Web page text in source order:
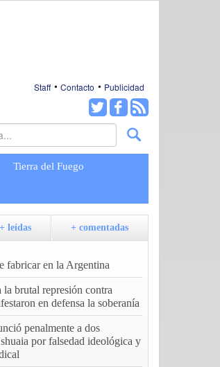
Staff Contacto Publicidad
Tierra del Fuego
+ leídas + comentadas
fabricar en la Argentina
brutal represión contra
en defensa la soberanía
penalmente a dos
por falsedad ideológica y